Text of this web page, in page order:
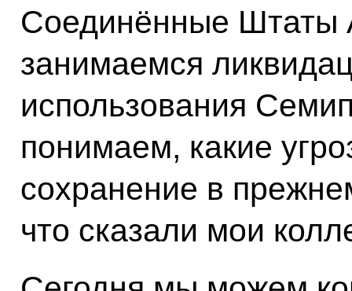
Соединённые Штаты
занимаемся
использования
понимаем, какие
сохранение в
что сказали мои